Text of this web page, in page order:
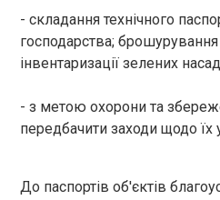
- складання технічного
господарства;
інвентаризації зелених
- з метою охорони та
передбачити заходи щодо їх
До паспортів об'єктів